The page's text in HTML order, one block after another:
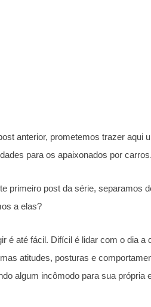
anterior, prometemos trazer aqui
para os apaixonados por carros.
primeiro post da série, separamos
a elas?
é até fácil. Difícil é lidar com o dia
atitudes, posturas e
algum incômodo para sua própria